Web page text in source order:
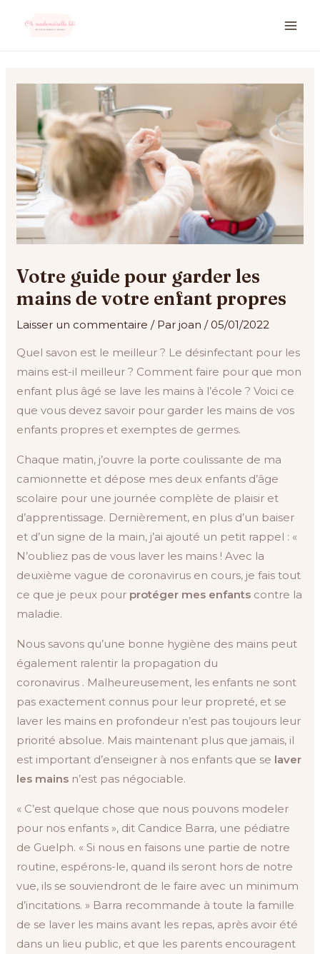
Votre guide pour garder les
mains de votre enfant propres
Laisser un commentaire / Parjoan/05/01/2022
Quel savon est le meilleur ? Le désinfectant pour les
mains est-il meilleur ? Comment faire pour que mon
enfant plus âgé se lave les mains à l’école ? Voici ce
que vous devez savoir pour garder les mains de vos
enfants propres et exemptes de germes.
Chaque matin, j’ouvre la porte coulissante de ma
camionnette et dépose mes deux enfants d’âge
scolaire pour une journée complète de plaisir et
d’apprentissage. Dernièrement, en plus d’un baiser
et d’un signe de la main, j’ai ajouté un petit rappel : «
N’oubliez pas de vous laver les mains ! Avec la
deuxième vague de coronavirus en cours, je fais tout
ce que je peux pour protéger mes enfants contre la
maladie.
Nous savons qu’une bonne hygiène des mains peut
également ralentir la propagation du
coronavirus . Malheureusement, les enfants ne sont
pas exactement connus pour leur propreté, et se
laver les mains en profondeur n’est pas toujours leur
priorité absolue. Mais maintenant plus que jamais, il
est important d’enseigner à nos enfants que se laver
les mains n’est pas négociable.
« C’est quelque chose que nous pouvons modeler
pour nos enfants », dit Candice Barra, une pédiatre
de Guelph. « Si nous en faisons une partie de notre
routine, espérons-le, quand ils seront hors de notre
vue, ils se souviendront de le faire avec un minimum
d’incitations. » Barra recommande à toute la famille
de se laver les mains avant les repas, après avoir été
dans un lieu public, et que les parents encouragent